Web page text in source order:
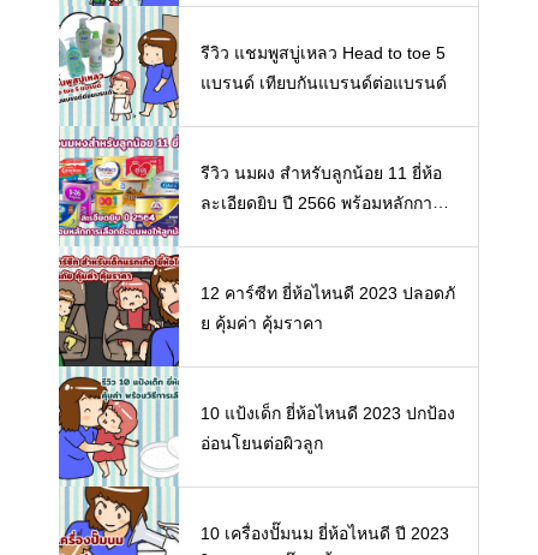
รีวิว แชมพูสบู่เหลว Head to toe 5
แบรนด์ เทียบกันแบรนด์ต่อแบรนด์
รีวิว นมผง สำหรับลูกน้อย 11 ยี่ห้อ
ละเอียดยิบ ปี 2566 พร้อมหลักการเ
12 คาร์ซีท ยี่ห้อไหนดี 2023 ปลอดภั
ย คุ้มค่า คุ้มราคา
10 แป้งเด็ก ยี่ห้อไหนดี 2023 ปกป้อง
อ่อนโยนต่อผิวลูก
10 เครื่องปั๊มนม ยี่ห้อไหนดี ปี 2023